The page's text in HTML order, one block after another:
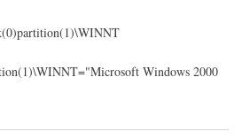
Windows 2000